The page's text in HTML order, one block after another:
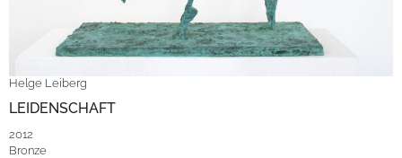
Helge Leiberg
LEIDENSCHAFT
2012
Bronze